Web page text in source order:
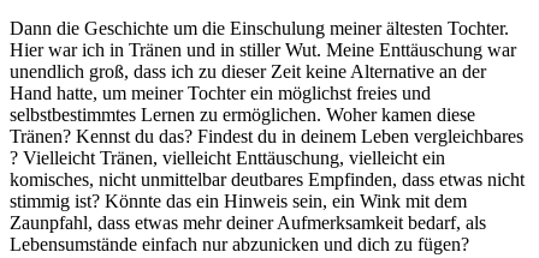
Dann die Geschichte um die Einschulung meiner ältesten Tochter.
Hier war ich in Tränen und in stiller Wut. Meine Enttäuschung war
unendlich groß, dass ich zu dieser Zeit keine Alternative an der
Hand hatte, um meiner Tochter ein möglichst freies und
selbstbestimmtes Lernen zu ermöglichen. Woher kamen diese
Tränen? Kennst du das? Findest du in deinem Leben vergleichbares
? Vielleicht Tränen, vielleicht Enttäuschung, vielleicht ein
komisches, nicht unmittelbar deutbares Empfinden, dass etwas nicht
stimmig ist? Könnte das ein Hinweis sein, ein Wink mit dem
Zaunpfahl, dass etwas mehr deiner Aufmerksamkeit bedarf, als
Lebensumstände einfach nur abzunicken und dich zu fügen?